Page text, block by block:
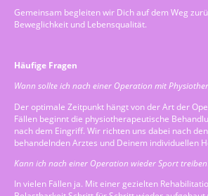
Gemeinsam begleiten wir Dich auf dem Weg
Beweglichkeit und Lebensqualität.
Häufige Fragen
Wann sollte ich nach einer Operation mit
Der optimale Zeitpunkt hängt von der Art der
Fällen beginnt die physiotherapeutische
nach dem Eingriff. Wir richten uns dabei nach
behandelnden Arztes und Deinem individuellen
Kann ich nach einer Operation wieder Sport
In vielen Fällen ja. Mit einer gezielten